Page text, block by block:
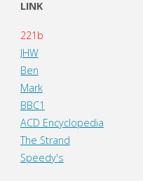
LINK
221b
JHW
Ben
Mark
BBC1
ACD Encyclopedia
The Strand
Speedy's